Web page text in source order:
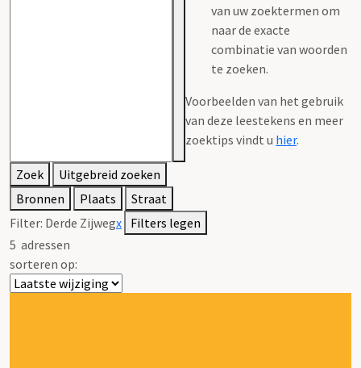
van uw zoektermen om
naar de exacte
combinatie van woorden
te zoeken.
Voorbeelden van het gebruik
van deze leestekens en meer
zoektips vindt u hier.
Zoek
Uitgebreid zoeken
Bronnen
Plaats
Straat
Filter: Derde Zijwegx Filters legen
5 adressen
sorteren op: